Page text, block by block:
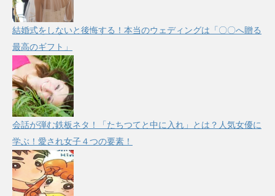
結婚式をしないと後悔する！本当のウェディングは「〇〇へ贈る
最高のギフト」
会話が弾む鉄板ネタ！「たちつてと中に入れ」とは？人気女優に
学ぶ！愛され女子４つの要素！